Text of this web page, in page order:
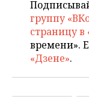
группу
страницу в
времени».
«Дзене».